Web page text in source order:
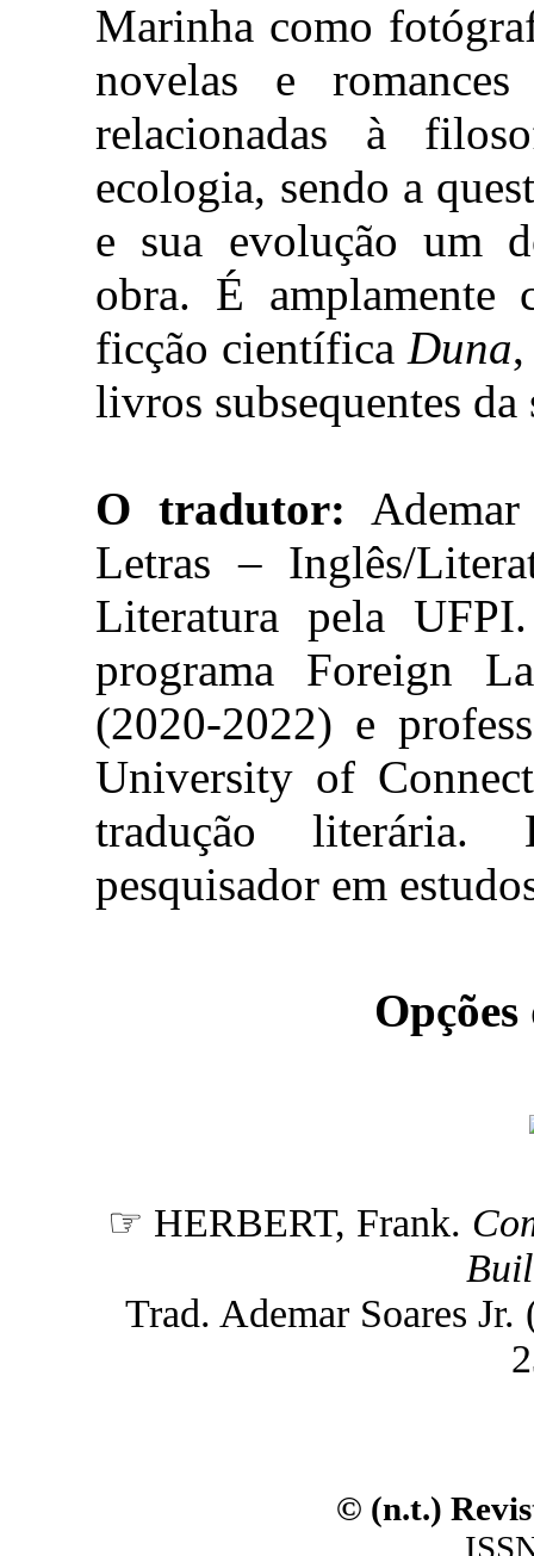
Marinha como
novelas e
relacionadas à
ecologia, sendo a
e sua evolução um
obra. É amplamente
ficção científica Duna
livros subsequentes da
O tradutor:
Letras – Inglês/
Literatura pela
programa Foreign
(2020-2022) e
University of
tradução
pesquisador em
☞ HERBERT, Frank.
Trad. Ademar Soares
© (n.t.)